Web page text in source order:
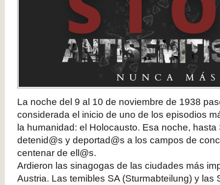
La noche del 9 al 10 de noviembre de 1938
considerada el inicio de uno de los episodios
la humanidad: el Holocausto. Esa noche,
detenid@s y deportad@s a los campos de
centenar de ell@s.
Ardieron las sinagogas de las ciudades más
Austria. Las temibles SA (Sturmabteilung) y las